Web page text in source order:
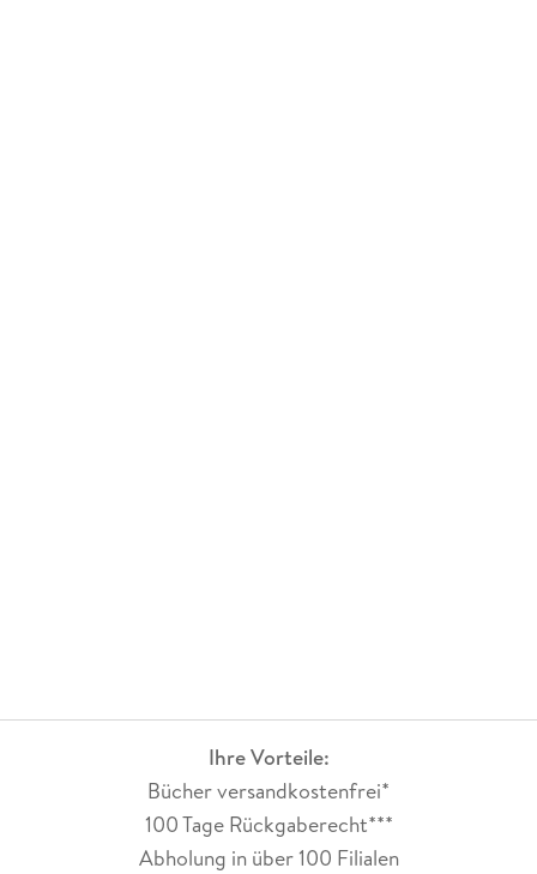
Ihre Vorteile:
Bücher versandkostenfrei*
100 Tage Rückgaberecht***
Abholung in über 100 Filialen